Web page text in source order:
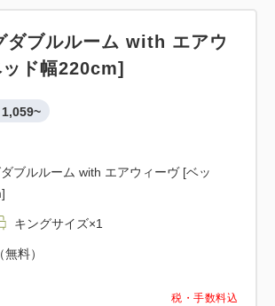
税・手数料込
ダブルルーム with エアウ
ド幅220cm]
1,059~
ブルルーム with エアウィーヴ [ベッ
キングサイズ×1
料）